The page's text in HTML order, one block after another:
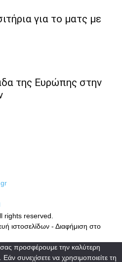
για το ματς με
της Ευρώπης στην
rights reserved.
ιστοσελίδων - Διαφήμιση στο
προσφέρουμε την καλύτερη
συνεχίσετε να χρησιμοποιείτε τη